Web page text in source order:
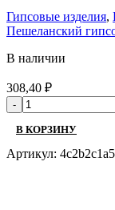
Гипсовые изделия,
Пешеланский
В наличии
308,40 ₽
В КОРЗИНУ
Артикул: